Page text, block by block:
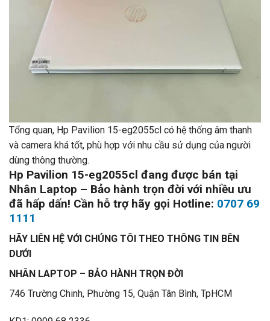
Tổng quan, Hp Pavilion 15-eg2055cl có hệ thống âm thanh
và camera khá tốt, phù hợp với nhu cầu sử dụng của người
dùng thông thường.
Hp Pavilion 15-eg2055cl đang được bán tại
Nhân Laptop – Bảo hành trọn đời với nhiều ưu
đã hấp dấn! Cần hỗ trợ hãy gọi Hotline: 0707 69
1111
HÃY LIÊN HỆ VỚI CHÚNG TÔI THEO THÔNG TIN BÊN
DƯỚI
NHÂN LAPTOP – BẢO HÀNH TRỌN ĐỜI
746 Trường Chinh, Phường 15, Quận Tân Bình, TpHCM